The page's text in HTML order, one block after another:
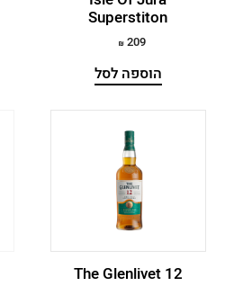
Dailuaine
Dalwhinnie
Dewar's
Drumshanbo
DS Tayman
Eagle Rare
Superstiton
209
הוספה לסל
The Glenlivet 12